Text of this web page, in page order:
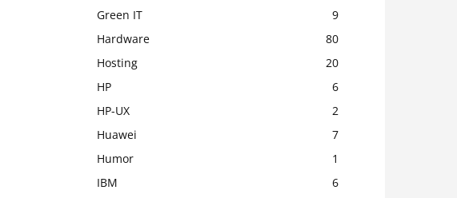
Green IT
9
Hardware
80
Hosting
20
HP
6
HP-UX
2
Huawei
7
Humor
1
IBM
6